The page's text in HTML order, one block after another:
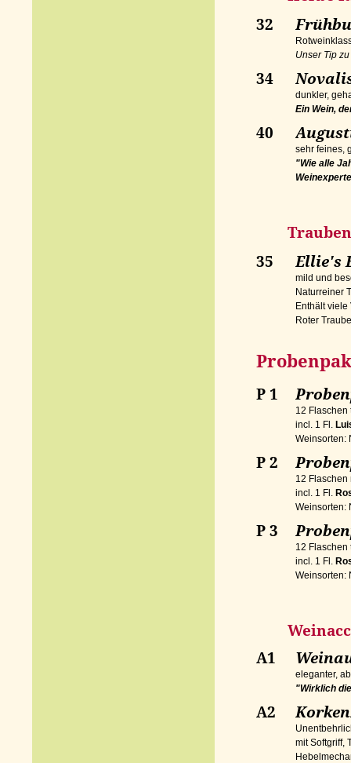
32
Unser Tip
34
dunkler,
Ein Wein,
40
sehr feines,
"Wie alle
35
Ellie's
mild und
Naturreiner
Enthält
Roter
P 1
12 Flaschen
incl. 1 Fl.
Weinsorten:
P 2
12 Flaschen
incl. 1 Fl.
Weinsorten:
P 3
12 Flaschen
incl. 1 Fl.
Weinsorten:
A1
eleganter,
"Wirklich
A2
mit Softgriff,